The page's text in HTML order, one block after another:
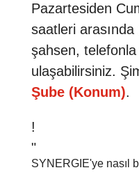
Pazartesiden
saatleri
şahsen,
ulaşabilirsiniz.
Şube (Konum).
!
"
SYNERGIE'ye nasıl